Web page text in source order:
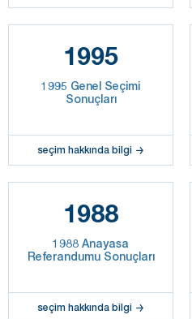
1995
1995 Genel Seçimi
Sonuçları
seçim hakkında bilgi
1988
1988 Anayasa
Referandumu Sonuçları
seçim hakkında bilgi